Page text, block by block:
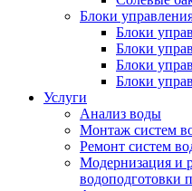
Блоки
Блоки
Блоки
Блоки
Блоки
Услуги
Анализ воды
Монтаж систем
Ремонт систем
Модернизация и
водоподготовки